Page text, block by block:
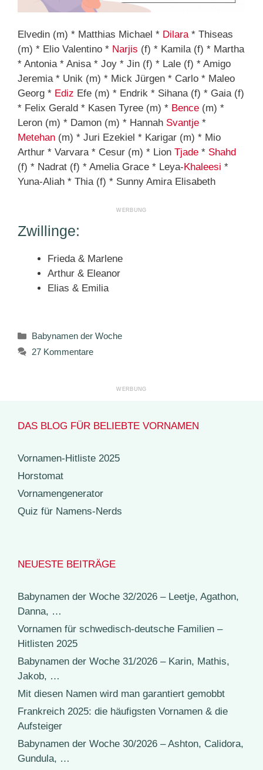
Elvedin (m) * Matthias Michael * Dilara* Thiseas
(m) * Elio Valentino * Narjis (f) * Kamila (f) * Martha
* Antonia * Anisa * Joy * Jin (f) * Lale (f) * Amigo
Jeremia * Unik (m) * Mick Jürgen * Carlo * Maleo
Georg * Ediz Efe (m) * Endrik * Sihana (f) * Gaia (f)
* Felix Gerald * Kasen Tyree (m) * Bence (m) *
Leron (m) * Damon (m) * Hannah Svantje *
Metehan (m) * Juri Ezekiel * Karigar (m) * Mio
Arthur * Varvara * Cesur (m) * Lion Tjade * Shahd
(f) * Nadrat (f) * Amelia Grace * Leya- Khaleesi *
Yuna-Aliah * Thia (f) * Sunny Amira Elisabeth
Zwillinge:
Frieda & Marlene
Arthur & Eleanor
Elias & Emilia
Kategorien
Babynamen der Woche
27 Kommentare
DAS BLOG FÜR BELIEBTE VORNAMEN
Vornamen-Hitliste 2025
Horstomat
Vornamengenerator
Quiz für Namens-Nerds
NEUESTE BEITRÄGE
Babynamen der Woche 32/2026 – Leetje, Agathon,
Danna, …
Vornamen für schwedisch-deutsche Familien –
Hitlisten 2025
Babynamen der Woche 31/2026 – Karin, Mathis,
Jakob, …
Mit diesen Namen wird man garantiert gemobbt
Frankreich 2025: die häufigsten Vornamen & die
Aufsteiger
Babynamen der Woche 30/2026 – Ashton, Calidora,
Gundula, …